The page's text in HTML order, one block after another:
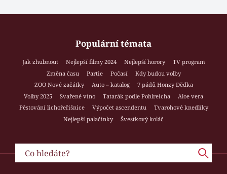
Populární témata
Jak zhubnout Nejlepší filmy 2024 Nejlepší horory
TV program
Změna času
Partie Počasí
Kdy budou volby
ZOO Nové začátky
Auto – katalog
7 pádů Honzy Dědka
Volby 2025
Svařené víno Tatarák podle Pohlreicha
Aloe vera
Pěstování lichořeřišnice
Výpočet ascendentu
Tvarohové knedlíky
Nejlepší palačinky
Švestkový koláč